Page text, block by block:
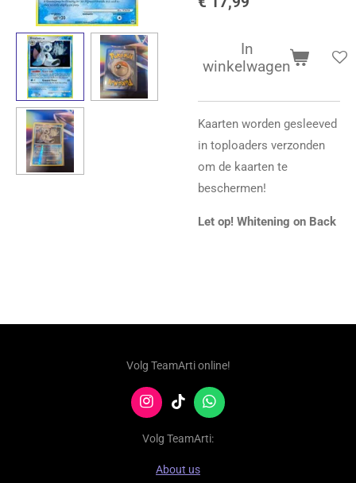
In
winkelwagen
Kaarten worden gesleeved
in toploaders verzonden
om de kaarten te
beschermen!
Let op! Whitening on Back
Volg TeamArti online!
I
n
s
T
k
o
k
W
h
a
Volg TeamArti:
About us